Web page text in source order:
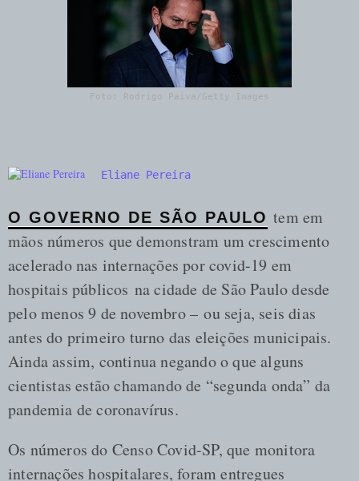
Foto: Rodrigo Paiva/Getty Images
Eliane Pereira
O GOVERNO DE SÃO PAULO tem em
mãos números que demonstram um crescimento
acelerado nas internações por covid-19 em
hospitais públicos na cidade de São Paulo desde
pelo menos 9 de novembro – ou seja, seis dias
antes do primeiro turno das eleições municipais.
Ainda assim, continua negando o que alguns
cientistas estão chamando de “segunda onda” da
pandemia de coronavírus.
Os números do Censo Covid-SP, que monitora
internações hospitalares, foram entregues